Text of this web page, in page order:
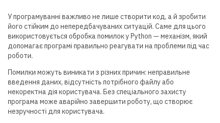
У програмуванні важливо не лише створити код, а й зробити
його стійким до непередбачуваних ситуацій. Саме для цього
використовується обробка помилок у Python — механізм, який
допомагає програмі правильно реагувати на проблеми під час
роботи.
Помилки можуть виникати з різних причин: неправильне
введення даних, відсутність потрібного файлу або
некоректна дія користувача. Без спеціального захисту
програма може аварійно завершити роботу, що створює
незручності для користувача.